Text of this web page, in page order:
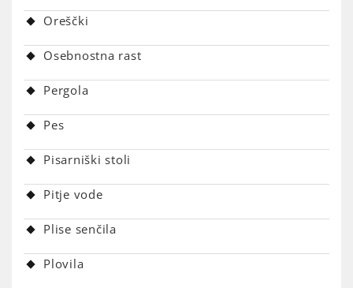
Oreščki
Osebnostna rast
Pergola
Pes
Pisarniški stoli
Pitje vode
Plise senčila
Plovila